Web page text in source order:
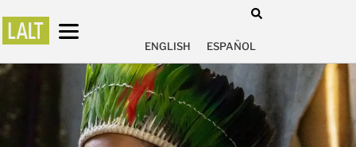
ENGLISH ESPAÑOL